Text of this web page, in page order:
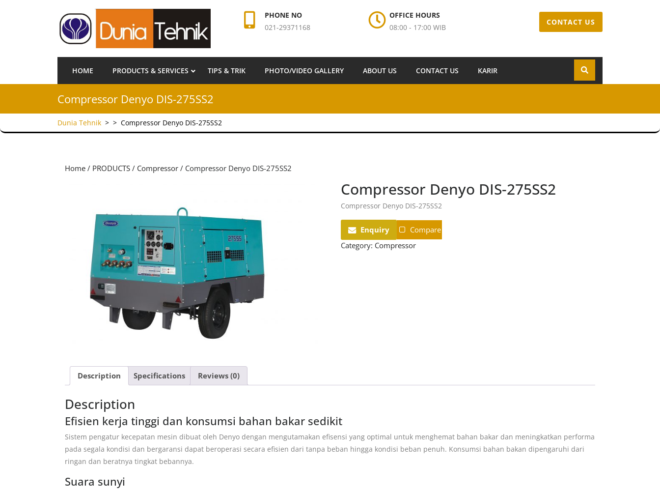
PHONE NO
021-29371168
OFFICE HOURS
08:00 - 17:00 WIB
CONTACT US
HOME PRODUCTS & SERVICES TIPS & TRIK PHOTO/VIDEO GALLERY ABOUT US CONTACT US KARIR
Compressor Denyo DIS-275SS2
Dunia Tehnik > > Compressor Denyo DIS-275SS2
Home / PRODUCTS / Compressor / Compressor Denyo DIS-275SS2
Compressor Denyo DIS-275SS2
Compressor Denyo DIS-275SS2
Enquiry
Compare
Category: Compressor
Description Specifications Reviews (0)
Description
Efisien kerja tinggi dan konsumsi bahan bakar sedikit
Sistem pengatur kecepatan mesin dibuat oleh Denyo dengan mengutamakan efisensi yang optimal untuk menghemat bahan bakar dan meningkatkan performa
pada segala kondisi dan bergaransi dapat beroperasi secara efisien dari tanpa beban hingga kondisi beban penuh. Konsumsi bahan bakan dipengaruhi dari
ringan dan beratnya tingkat bebannya.
Suara sunyi